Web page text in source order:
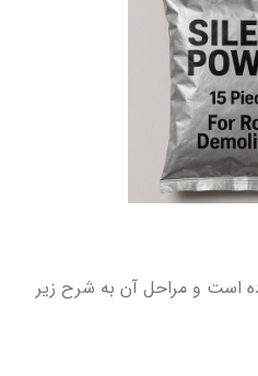
است و مراحل آن به شرح زیر